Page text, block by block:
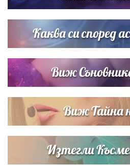
Дъщерята на Тодор Батков
Братя Аргирови я изненадаха с
Каква си според
Виж
Виж Тайна
Изтегли